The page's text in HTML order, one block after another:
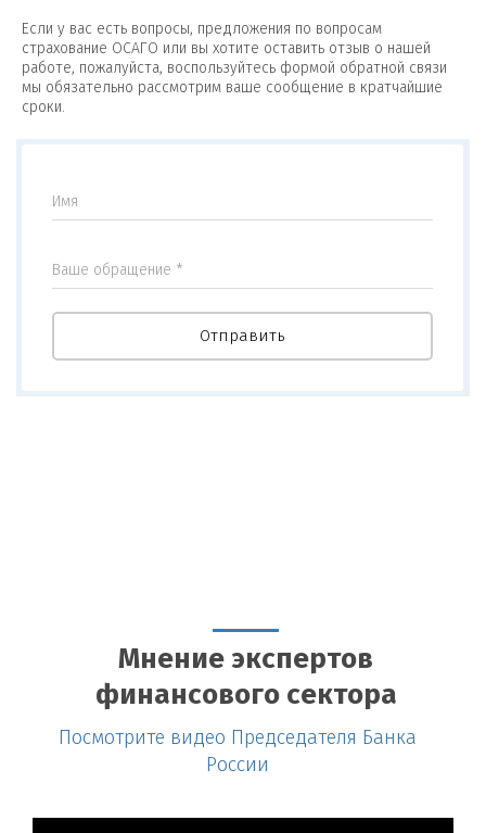
Если у вас есть вопросы, предложения по вопросам
страхование ОСАГО или вы хотите оставить отзыв о нашей
работе, пожалуйста, воспользуйтесь формой обратной связи
мы обязательно рассмотрим ваше сообщение в кратчайшие
сроки.
Имя
Ваше обращение *
Отправить
Мнение экспертов
финансового сектора
Посмотрите видео Председателя Банка
России